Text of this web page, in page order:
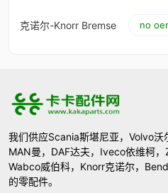
克诺尔-Knorr Bremse no
我们供应Scania斯堪尼亚，Volvo沃
MAN曼，DAF达夫，Iveco依维柯，
Wabco威伯科，Knorr克诺尔，
的零配件。